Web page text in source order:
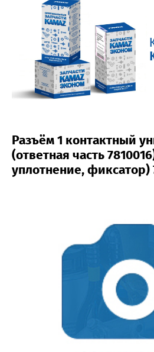
Разъём 1 контактный
(ответная часть
уплотнение, фиксатор)